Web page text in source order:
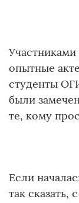
Участниками
опытные
студенты
были
те, кому
Если
так сказать,